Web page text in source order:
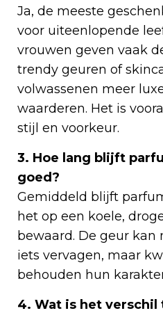
Ja, de meeste
voor uiteenlopende
vrouwen geven vaak
trendy geuren of
volwassenen meer
waarderen. Het is
stijl en voorkeur.
3. Hoe lang blijft
goed?
Gemiddeld blijft
het op een koele,
bewaard. De geur kan
iets vervagen, maar
behouden hun
4. Wat is het verschil